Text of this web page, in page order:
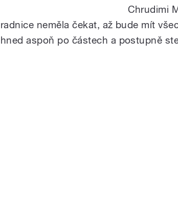
Chrudimi
radnice neměla čekat, až bude mít
hned aspoň po částech a postupně